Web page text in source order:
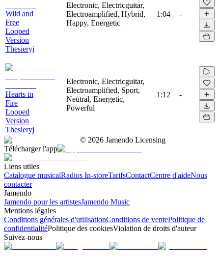
Wild and
Free
Looped
Version
Thesieryj
Electronic, Electricguitar,
Electroamplified, Hybrid,
Happy, Energetic
1:04 -
Hearts in
Fire
Looped
Version
Thesieryj
Electronic, Electricguitar,
Electroamplified, Sport,
Neutral, Energetic,
Powerful
1:12 -
© 2026 Jamendo Licensing
Télécharger l'app
Liens utiles
Catalogue musicalRadios In-storeTarifsContactCentre d'aideNous
contacter
Jamendo
Jamendo pour les artistesJamendo Music
Mentions légales
Conditions générales d'utilisationConditions de ventePolitique de
confidentialitéPolitique des cookiesViolation de droits d'auteur
Suivez-nous